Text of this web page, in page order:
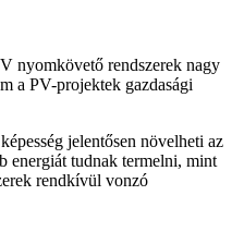
nyomkövető rendszerek nagy
a PV-projektek gazdasági
jelentősen növelheti az
energiát tudnak termelni, mint
rendkívül vonzó